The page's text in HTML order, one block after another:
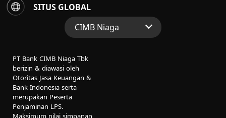
SITUS GLOBAL
CIMB Niaga
Perbankan Konsumen
Perbankan Syariah
PT Bank CIMB Niaga Tbk
berizin & diawasi oleh
Otoritas Jasa Keuangan &
Bank Indonesia serta
merupakan Peserta
Penjaminan LPS.
Maksimum nilai simpanan